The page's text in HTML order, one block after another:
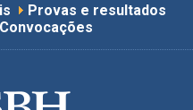
Provas e resultados
Convocações